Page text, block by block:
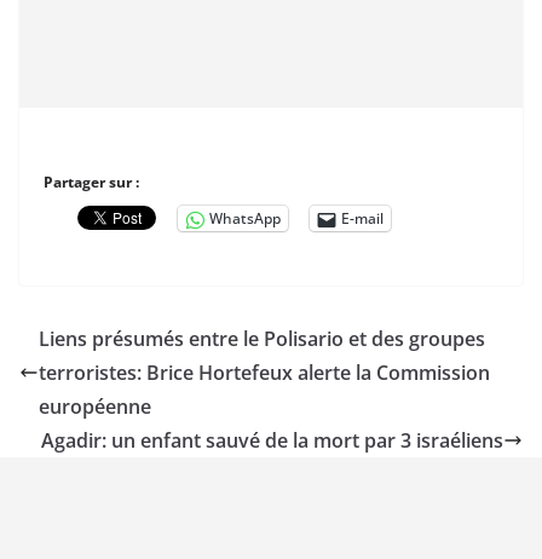
Partager sur :
WhatsApp
E-mail
Liens présumés entre le Polisario et des groupes
terroristes: Brice Hortefeux alerte la Commission
européenne
Agadir: un enfant sauvé de la mort par 3 israéliens